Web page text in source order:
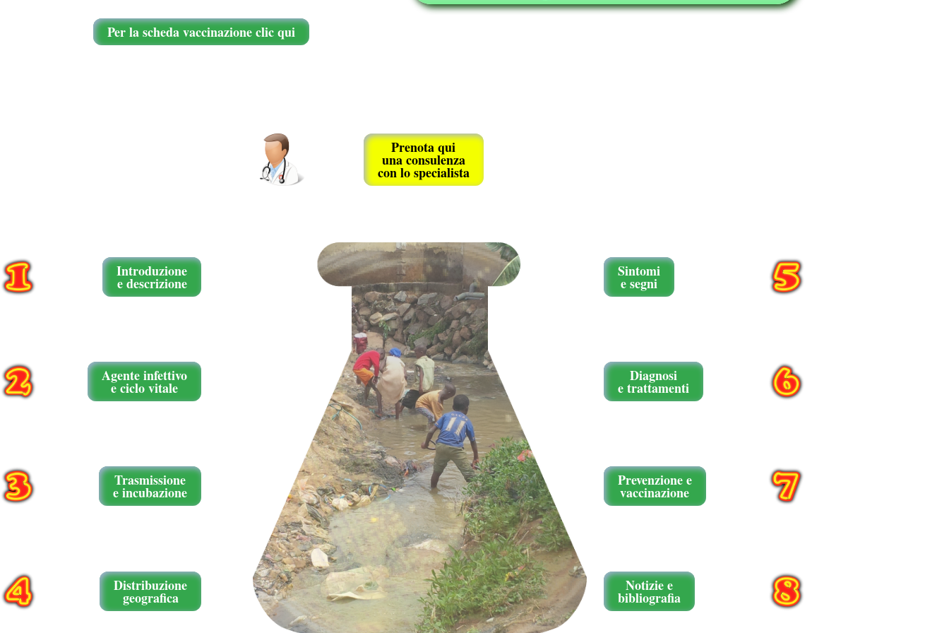
Per la scheda vaccinazione clic qui
Introduzione
e descrizione
Agente infettivo
e ciclo vitale
Trasmissione
e incubazione
Distribuzione
geografica
Prenota qui
una consulenza
con lo specialista
Sintomi
e segni
Diagnosi
e trattamenti
Prevenzione e
vaccinazione
Notizie e
bibliografia